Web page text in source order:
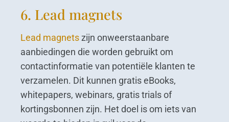
6. Lead magnets
Lead magnetszijn onweerstaanbare
aanbiedingen die worden gebruikt om
contactinformatie van potentiële klanten te
verzamelen. Dit kunnen gratis eBooks,
whitepapers, webinars, gratis trials of
kortingsbonnen zijn. Het doel is om iets van